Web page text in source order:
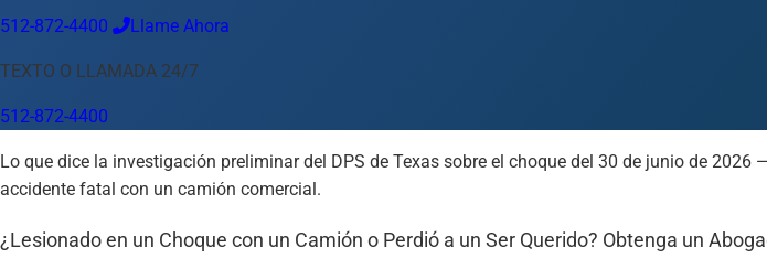
Cambiar ubicación
Usar mi ubicación
Abilene
Amarillo Austin Beaumont Corpus Christi Dallas El Paso Fort Worth Houston Laredo
512-872-4400 Llame Ahora
TEXTO O LLAMADA 24/7
512-872-4400
Lo que dice la investigación preliminar del DPS de Texas sobre el choque del 30 de junio de
accidente fatal con un camión comercial.
¿Lesionado en un Choque con un Camión o Perdió a un Ser Querido? Obtenga un